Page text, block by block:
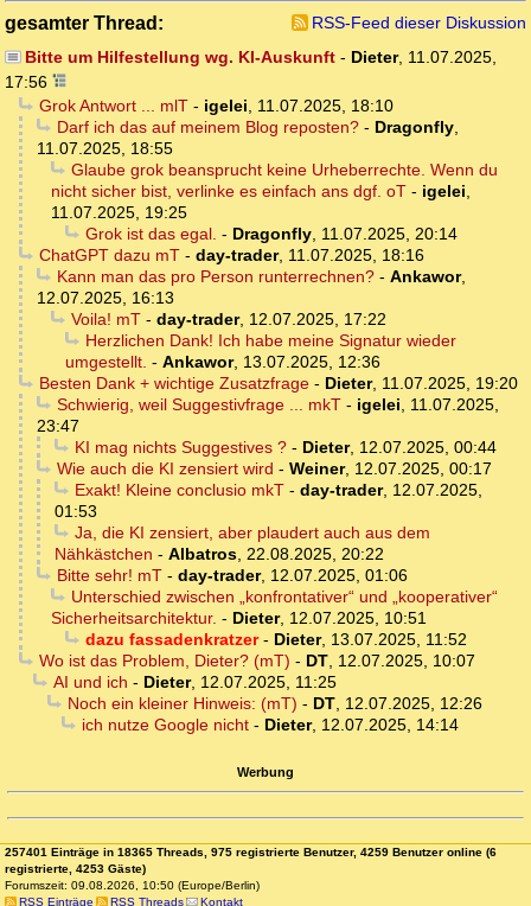
gesamter Thread:
RSS-Feed dieser Diskussion
Bitte um Hilfestellung wg. KI-Auskunft- Dieter, 11.07.2025,
17:56
Grok Antwort ... mlT- igelei, 11.07.2025, 18:10
Darf ich das auf meinem Blog reposten?- Dragonfly,
11.07.2025, 18:55
Glaube grok beansprucht keine Urheberrechte. Wenn du
nicht sicher bist, verlinke es einfach ans dgf. oT - igelei,
11.07.2025, 19:25
Grok ist das egal. - Dragonfly, 11.07.2025, 20:14
ChatGPT dazu mT- day-trader, 11.07.2025, 18:16
Kann man das pro Person runterrechnen?- Ankawor,
12.07.2025, 16:13
Voila! mT- day-trader, 12.07.2025, 17:22
Herzlichen Dank! Ich habe meine Signatur wieder
umgestellt. - Ankawor, 13.07.2025, 12:36
Besten Dank + wichtige Zusatzfrage- Dieter, 11.07.2025, 19:20
Schwierig, weil Suggestivfrage ... mkT- igelei, 11.07.2025,
23:47
KI mag nichts Suggestives ?- Dieter, 12.07.2025, 00:44
Wie auch die KI zensiert wird - Weiner, 12.07.2025, 00:17
Exakt! Kleine conclusio mkT- day-trader, 12.07.2025,
01:53
Ja, die KI zensiert, aber plaudert auch aus dem
Nähkästchen - Albatros, 22.08.2025, 20:22
Bitte sehr! mT- day-trader, 12.07.2025, 01:06
Unterschied zwischen „konfrontativer“ und „kooperativer“
Sicherheitsarchitektur. - Dieter, 12.07.2025, 10:51
dazu fassadenkratzer- Dieter, 13.07.2025, 11:52
Wo ist das Problem, Dieter? (mT) - DT, 12.07.2025, 10:07
AI und ich - Dieter, 12.07.2025, 11:25
Noch ein kleiner Hinweis: (mT) - DT, 12.07.2025, 12:26
ich nutze Google nicht- Dieter, 12.07.2025, 14:14
Werbung
257401 Einträge in 18365 Threads, 975 registrierte Benutzer, 4259 Benutzer online (6
registrierte, 4253 Gäste)
Forumszeit: 09.08.2026, 10:50 (Europe/Berlin)
RSS Einträge
RSS Threads Kontakt